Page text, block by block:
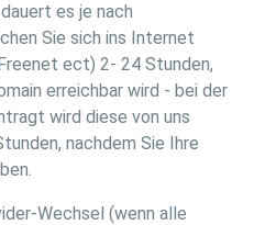
es je nach
Sie sich ins Internet
ect) 2- 24 Stunden,
erreichbar wird - bei der
wird diese von uns
nachdem Sie Ihre
Wechsel (wenn alle